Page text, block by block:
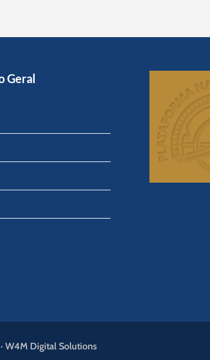
Geral
W4M Digital Solutions